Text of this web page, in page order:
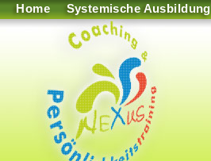
Home Systemische Ausbildung